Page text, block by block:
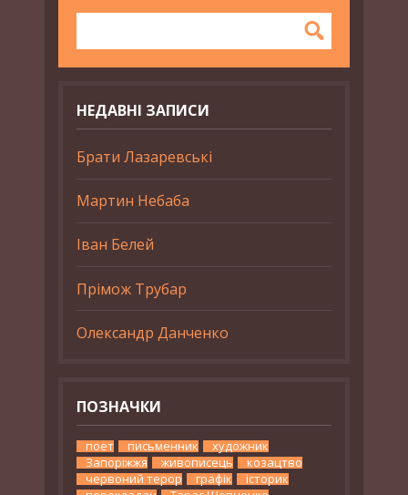
НЕДАВНІ ЗАПИСИ
Брати Лазаревські
Мартин Небаба
Іван Белей
Прімож Трубар
Олександр Данченко
ПОЗНАЧКИ
поет письменник
художник
Запоріжжя
живописець
козацтво
червоний терор
графік
історик